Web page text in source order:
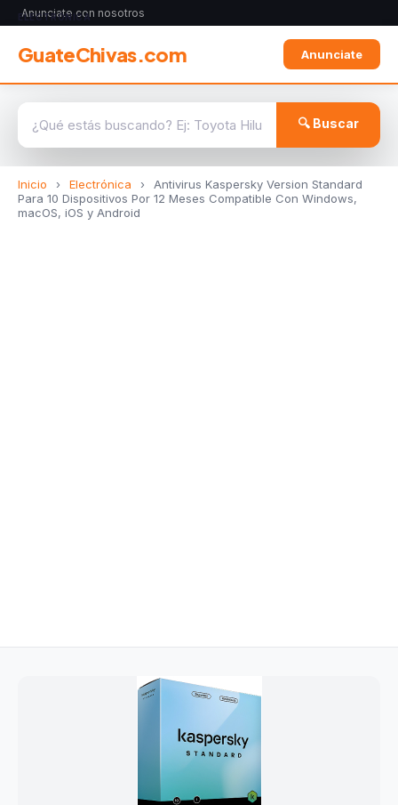
Anunciate con nosotros
GuateChivas.com Anunciate
🔍 Buscar
Inicio › Electrónica ›
Antivirus Kaspersky Version Standard
Para 10 Dispositivos Por 12 Meses Compatible Con Windows,
macOS, iOS y Android
ELECTRÓNICA